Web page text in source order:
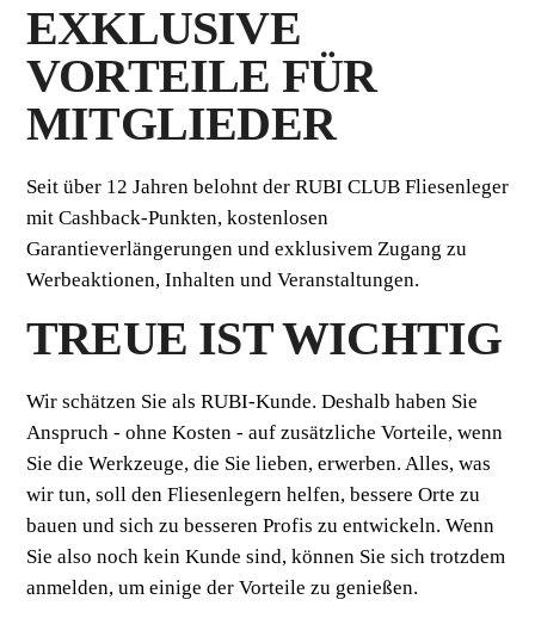
EXKLUSIVE
VORTEILE FÜR
MITGLIEDER
Seit über 12 Jahren belohnt der RUBI CLUB Fliesenleger
mit Cashback-Punkten, kostenlosen
Garantieverlängerungen und exklusivem Zugang zu
Werbeaktionen, Inhalten und Veranstaltungen.
TREUE IST WICHTIG
Wir schätzen Sie als RUBI-Kunde. Deshalb haben Sie
Anspruch - ohne Kosten - auf zusätzliche Vorteile, wenn
Sie die Werkzeuge, die Sie lieben, erwerben. Alles, was
wir tun, soll den Fliesenlegern helfen, bessere Orte zu
bauen und sich zu besseren Profis zu entwickeln. Wenn
Sie also noch kein Kunde sind, können Sie sich trotzdem
anmelden, um einige der Vorteile zu genießen.